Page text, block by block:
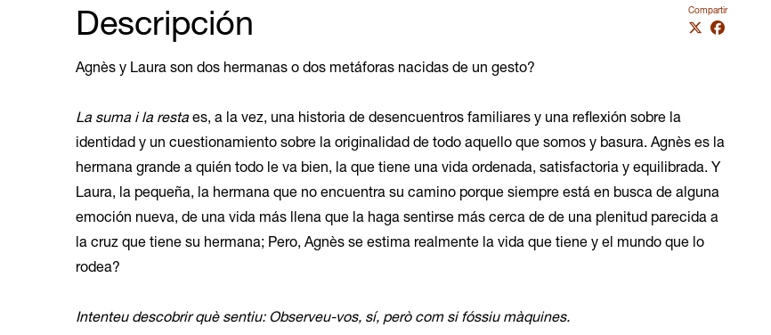
Compartir
Descripción
Agnès y Laura son dos hermanas o dos metáforas nacidas de un gesto?
La suma i la restaes, a la vez, una historia de desencuentros familiares y una reflexión sobre la
identidad y un cuestionamiento sobre la originalidad de todo aquello que somos y basura. Agnès es la
hermana grande a quién todo le va bien, la que tiene una vida ordenada, satisfactoria y equilibrada. Y
Laura, la pequeña, la hermana que no encuentra su camino porque siempre está en busca de alguna
emoción nueva, de una vida más llena que la haga sentirse más cerca de de una plenitud parecida a
la cruz que tiene su hermana; Pero, Agnès se estima realmente la vida que tiene y el mundo que lo
rodea?
Intenteu descobrir què sentiu: Observeu-vos, sí, però com si fóssiu màquines.